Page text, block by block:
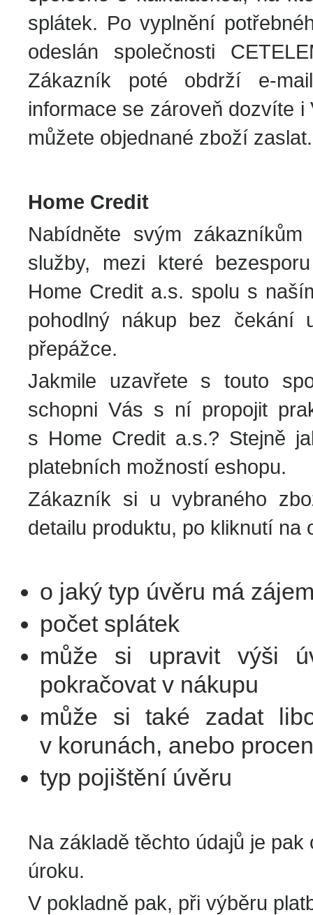
splátek. Po vyplnění
odeslán společnosti
Zákazník poté obdrží e-
informace se zároveň dozvíte
můžete objednané zboží zaslat.
Home Credit
Nabídněte svým
služby, mezi které
Home Credit a.s. spolu s
pohodlný nákup bez čekání
přepážce.
Jakmile uzavřete s touto
schopni Vás s ní propojit
s Home Credit a.s.? Stejně
platebních možností eshopu.
Zákazník si u vybraného
detailu produktu, po kliknutí na
o jaký typ úvěru má
počet splátek
může si upravit výši
pokračovat v nákupu
může si také zadat
v korunách, anebo
typ pojištění úvěru
Na základě těchto údajů je
úroku.
V pokladně pak, při výběru